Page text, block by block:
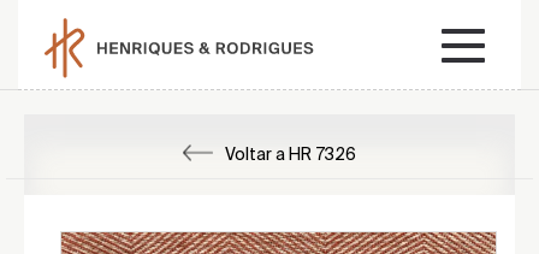
Voltar a HR 7326